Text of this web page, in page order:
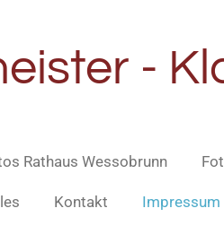
-
Rathaus Wessobrunn
Kontakt Impressum